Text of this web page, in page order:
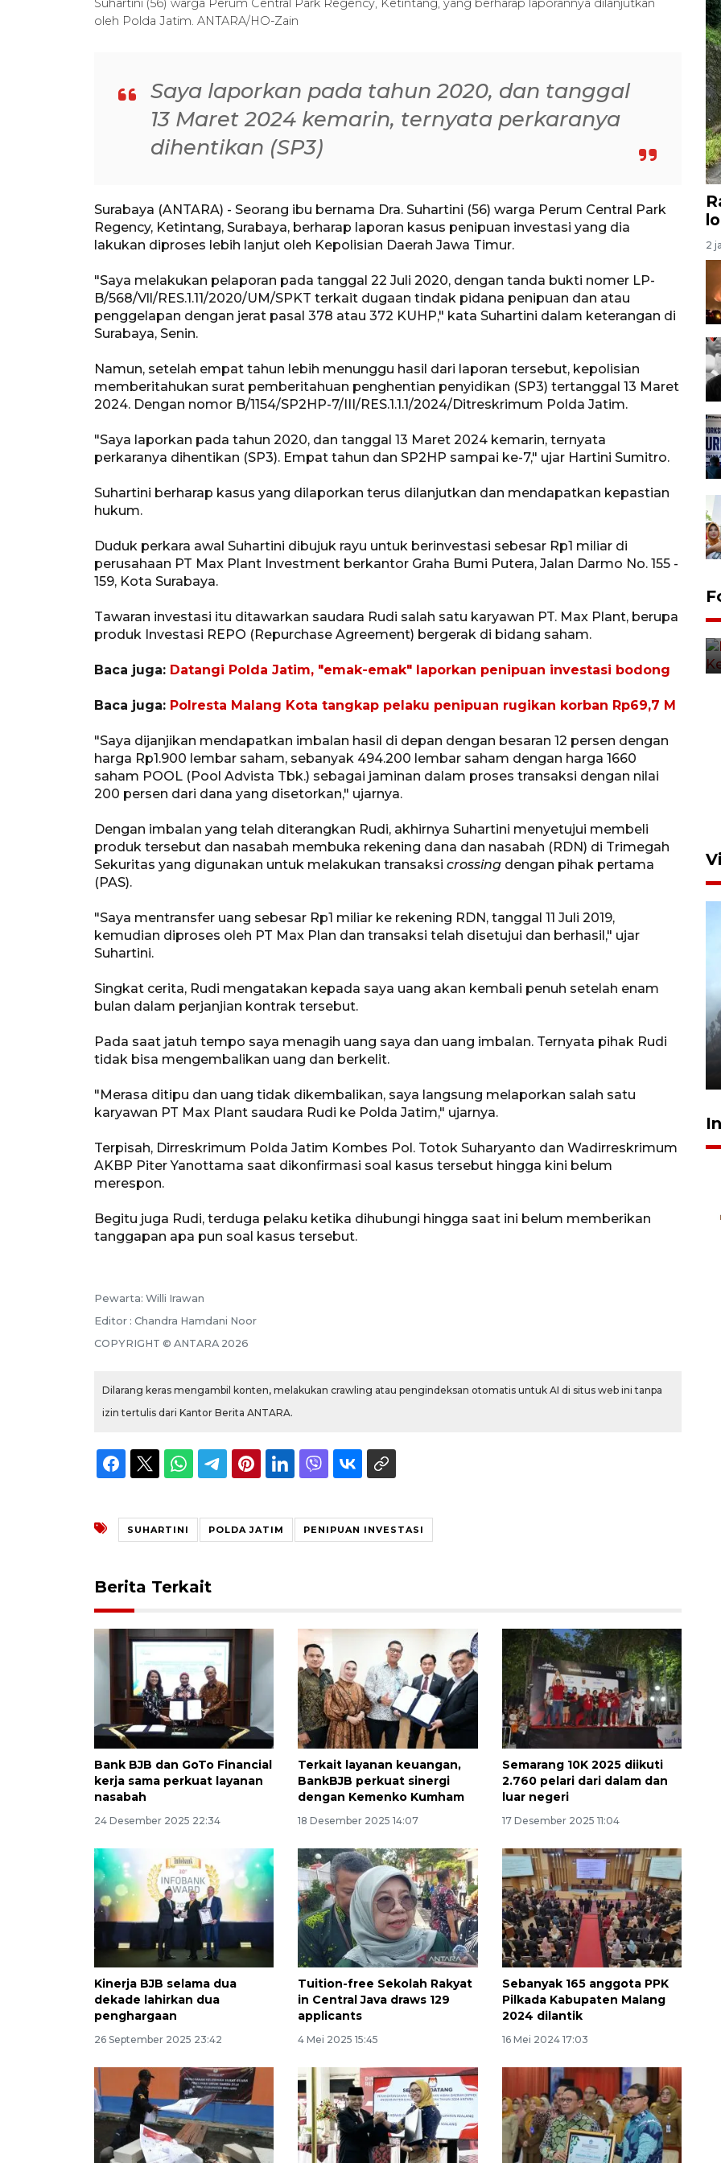
Suhartini (56) warga Perum Central Park Regency, Ketintang, yang berharap laporannya dilanjutkan
oleh Polda Jatim. ANTARA/HO-Zain
Saya laporkan pada tahun 2020, dan tanggal
13 Maret 2024 kemarin, ternyata perkaranya
dihentikan (SP3)
Surabaya (ANTARA) - Seorang ibu bernama Dra. Suhartini (56) warga Perum Central Park
Regency, Ketintang, Surabaya, berharap laporan kasus penipuan investasi yang dia
lakukan diproses lebih lanjut oleh Kepolisian Daerah Jawa Timur.
"Saya melakukan pelaporan pada tanggal 22 Juli 2020, dengan tanda bukti nomer LP-
B/568/Vll/RES.1.11/2020/UM/SPKT terkait dugaan tindak pidana penipuan dan atau
penggelapan dengan jerat pasal 378 atau 372 KUHP," kata Suhartini dalam keterangan di
Surabaya, Senin.
Namun, setelah empat tahun lebih menunggu hasil dari laporan tersebut, kepolisian
memberitahukan surat pemberitahuan penghentian penyidikan (SP3) tertanggal 13 Maret
2024. Dengan nomor B/1154/SP2HP-7/III/RES.1.1.1/2024/Ditreskrimum Polda Jatim.
"Saya laporkan pada tahun 2020, dan tanggal 13 Maret 2024 kemarin, ternyata
perkaranya dihentikan (SP3). Empat tahun dan SP2HP sampai ke-7," ujar Hartini Sumitro.
Suhartini berharap kasus yang dilaporkan terus dilanjutkan dan mendapatkan kepastian
hukum.
Duduk perkara awal Suhartini dibujuk rayu untuk berinvestasi sebesar Rp1 miliar di
perusahaan PT Max Plant Investment berkantor Graha Bumi Putera, Jalan Darmo No. 155 -
159, Kota Surabaya.
Tawaran investasi itu ditawarkan saudara Rudi salah satu karyawan PT. Max Plant, berupa
produk Investasi REPO (Repurchase Agreement) bergerak di bidang saham.
Baca juga: Datangi Polda Jatim, "emak-emak" laporkan penipuan investasi bodong
Baca juga: Polresta Malang Kota tangkap pelaku penipuan rugikan korban Rp69,7 M
"Saya dijanjikan mendapatkan imbalan hasil di depan dengan besaran 12 persen dengan
harga Rp1.900 lembar saham, sebanyak 494.200 lembar saham dengan harga 1660
saham POOL (Pool Advista Tbk.) sebagai jaminan dalam proses transaksi dengan nilai
200 persen dari dana yang disetorkan," ujarnya.
Dengan imbalan yang telah diterangkan Rudi, akhirnya Suhartini menyetujui membeli
produk tersebut dan nasabah membuka rekening dana dan nasabah (RDN) di Trimegah
Sekuritas yang digunakan untuk melakukan transaksi crossing dengan pihak pertama
(PAS).
"Saya mentransfer uang sebesar Rp1 miliar ke rekening RDN, tanggal 11 Juli 2019,
kemudian diproses oleh PT Max Plan dan transaksi telah disetujui dan berhasil," ujar
Suhartini.
Singkat cerita, Rudi mengatakan kepada saya uang akan kembali penuh setelah enam
bulan dalam perjanjian kontrak tersebut.
Pada saat jatuh tempo saya menagih uang saya dan uang imbalan. Ternyata pihak Rudi
tidak bisa mengembalikan uang dan berkelit.
"Merasa ditipu dan uang tidak dikembalikan, saya langsung melaporkan salah satu
karyawan PT Max Plant saudara Rudi ke Polda Jatim," ujarnya.
Terpisah, Dirreskrimum Polda Jatim Kombes Pol. Totok Suharyanto dan Wadirreskrimum
AKBP Piter Yanottama saat dikonfirmasi soal kasus tersebut hingga kini belum
merespon.
Begitu juga Rudi, terduga pelaku ketika dihubungi hingga saat ini belum memberikan
tanggapan apa pun soal kasus tersebut.
Pewarta: Willi Irawan
Editor : Chandra Hamdani Noor
COPYRIGHT © ANTARA 2026
Dilarang keras mengambil konten, melakukan crawling atau pengindeksan otomatis untuk AI di situs web ini tanpa
izin tertulis dari Kantor Berita ANTARA.
SUHARTINI POLDA JATIM PENIPUAN INVESTASI
Berita Terkait
Bank BJB dan GoTo Financial
kerja sama perkuat layanan
nasabah
24 Desember 2025 22:34
Terkait layanan keuangan,
BankBJB perkuat sinergi
dengan Kemenko Kumham
18 Desember 2025 14:07
Semarang 10K 2025 diikuti
2.760 pelari dari dalam dan
luar negeri
17 Desember 2025 11:04
Kinerja BJB selama dua
dekade lahirkan dua
penghargaan
26 September 2025 23:42
Tuition-free Sekolah Rakyat
in Central Java draws 129
applicants
4 Mei 2025 15:45
Sebanyak 165 anggota PPK
Pilkada Kabupaten Malang
2024 dilantik
16 Mei 2024 17:03
2
Gerakan Pasar Murah di
Sidoarjo
kebakaran Bromo
SPHP jaga harga beras
2026-08-08 06:00:00